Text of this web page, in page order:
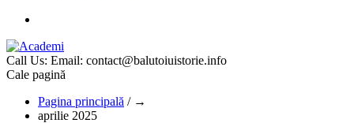
Call Us: Email: contact@balutoiuistorie.info
Cale pagină
Pagina principală / →
aprilie 2025